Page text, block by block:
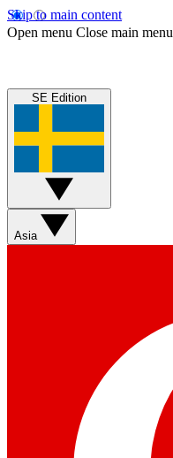
Skip to main content
Open menu Close main menu
SE Edition
Asia